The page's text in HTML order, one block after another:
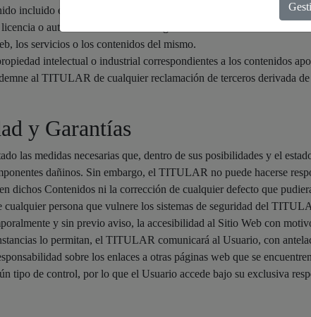
incluido en el Sitio Web.
o autorización de uso de ninguna clase sobre sus derechos
los servicios o los contenidos del mismo.
intelectual o industrial correspondientes a los contenidos
al TITULAR de cualquier reclamación de terceros derivada
y Garantías
las medidas necesarias que, dentro de sus posibilidades y el
dañinos. Sin embargo, el TITULAR no puede hacerse
dichos Contenidos ni la corrección de cualquier defecto que
cualquier persona que vulnere los sistemas de seguridad del
y sin previo aviso, la accesibilidad al Sitio Web con
lo permitan, el TITULAR comunicará al Usuario, con
sobre los enlaces a otras páginas web que se
tipo de control, por lo que el Usuario accede bajo su exclusiva